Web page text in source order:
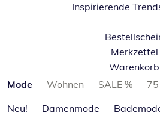
Inspirierende
Merkzettel
Warenkorb
Produktkategorien überspringen
Mode Wohnen SALE %
Neu!
Damenmode